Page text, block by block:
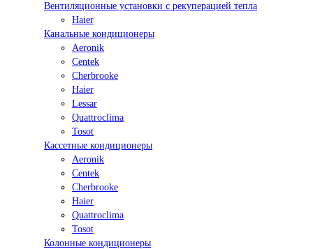
Вентиляционные установки с рекуперацией тепла
Haier
Канальные кондиционеры
Aeronik
Centek
Cherbrooke
Haier
Lessar
Quattroclima
Tosot
Кассетные кондиционеры
Aeronik
Centek
Cherbrooke
Haier
Quattroclima
Tosot
Колонные кондиционеры